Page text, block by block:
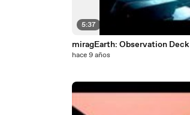
5:37
miragEarth: Observation Deck
hace 9 años